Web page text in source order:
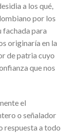
a los qué,
por los
fachada para
originaría en la
de patria cuyo
que nos
el
o señalador
respuesta a todo